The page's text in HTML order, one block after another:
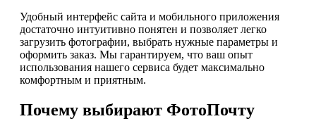
Удобный интерфейс сайта и мобильного приложения
достаточно интуитивно понятен и позволяет легко
загрузить фотографии, выбрать нужные параметры и
оформить заказ. Мы гарантируем, что ваш опыт
использования нашего сервиса будет максимально
комфортным и приятным.
Почему выбирают ФотоПочту